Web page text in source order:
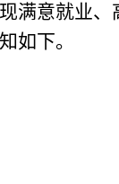
满意就业
如下。